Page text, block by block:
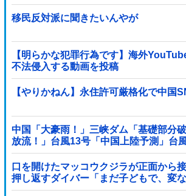
移民反対派に聞きたいんやが
【明らかな犯罪行為です】海外
不法侵入する動画を投稿
【やりかねん】永住許可厳格化で中国
中国「大豪雨！」三峡ダム「基礎部分
放流！」台風13号「中国上陸予測」台
（画像」中国「台風同時上陸！（穀物
→
口を開けたマッコウクジラが正面から
押し返すダイバー「まだ子どもで、変
かめてるだけ」【海外の反応】